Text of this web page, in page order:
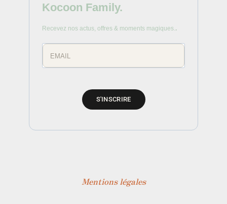
Kocoon Family.
Recevez nos actus, offres & moments magiques..
S'INSCRIRE
Mentions légales